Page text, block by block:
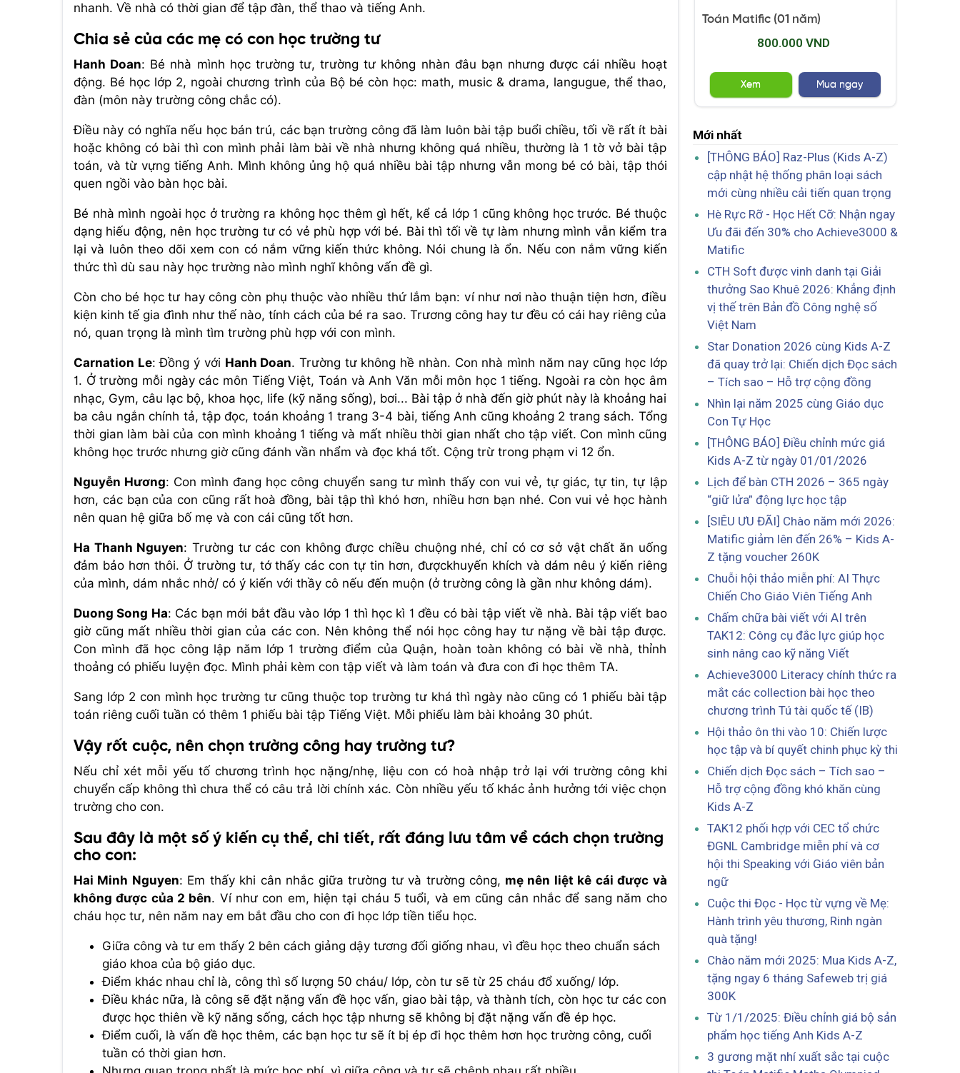
nhanh. Về nhà có thời gian để tập đàn, thể thao và tiếng Anh.
Chia sẻ của các mẹ có con học trường tư
Hanh Doan: Bé nhà mình học trường tư, trường tư không nhàn đâu bạn nhưng được cái nhiều hoạt
động. Bé học lớp 2, ngoài chương trình của Bộ bé còn học: math, music & drama, langugue, thể thao,
đàn (môn này trường công chắc có).
Điều này có nghĩa nếu học bán trú, các bạn trường công đã làm luôn bài tập buổi chiều, tối về rất ít bài
hoặc không có bài thì con mình phải làm bài về nhà nhưng không quá nhiều, thường là 1 tờ vở bài tập
toán, và từ vựng tiếng Anh. Mình không ủng hộ quá nhiều bài tập nhưng vẫn mong bé có bài, tập thói
quen ngồi vào bàn học bài.
Bé nhà mình ngoài học ở trường ra không học thêm gì hết, kể cả lớp 1 cũng không học trước. Bé thuộc
dạng hiếu động, nên học trường tư có vẻ phù hợp với bé. Bài thì tối về tự làm nhưng mình vẫn kiểm tra
lại và luôn theo dõi xem con có nắm vững kiến thức không. Nói chung là ổn. Nếu con nắm vững kiến
thức thì dù sau này học trường nào mình nghĩ không vấn đề gì.
Còn cho bé học tư hay công còn phụ thuộc vào nhiều thứ lắm bạn: ví như nơi nào thuận tiện hơn, điều
kiện kinh tế gia đình như thế nào, tính cách của bé ra sao. Trương công hay tư đều có cái hay riêng của
nó, quan trọng là mình tìm trường phù hợp với con mình.
Carnation Le:Đồng ý với Hanh Doan. Trường tư không hề nhàn. Con nhà mình năm nay cũng học lớp
1. Ở trường mỗi ngày các môn Tiếng Việt, Toán và Anh Văn mỗi môn học 1 tiếng. Ngoài ra còn học âm
nhạc, Gym, câu lạc bộ, khoa học, life (kỹ năng sống), bơi... Bài tập ở nhà đến giờ phút này là khoảng hai
ba câu ngắn chính tả, tập đọc, toán khoảng 1 trang 3-4 bài, tiếng Anh cũng khoảng 2 trang sách. Tổng
thời gian làm bài của con mình khoảng 1 tiếng và mất nhiều thời gian nhất cho tập viết. Con mình cũng
không học trước nhưng giờ cũng đánh vần nhẩm và đọc khá tốt. Cộng trừ trong phạm vi 12 ổn.
Nguyễn Hương: Con mình đang học công chuyển sang tư mình thấy con vui vẻ, tự giác, tự tin, tự lập
hơn, các bạn của con cũng rất hoà đồng, bài tập thì khó hơn, nhiều hơn bạn nhé. Con vui vẻ học hành
nên quan hệ giữa bố mẹ và con cái cũng tốt hơn.
Ha Thanh Nguyen: Trường tư các con không được chiều chuộng nhé, chỉ có cơ sở vật chất ăn uống
đảm bảo hơn thôi. Ở trường tư, tớ thấy các con tự tin hơn, đượckhuyến khích và dám nêu ý kiến riêng
của mình, dám nhắc nhở/ có ý kiến với thầy cô nếu đến muộn (ở trường công là gần như không dám).
Duong Song Ha: Các bạn mới bắt đầu vào lớp 1 thì học kì 1 đều có bài tập viết về nhà. Bài tập viết bao
giờ cũng mất nhiều thời gian của các con. Nên không thể nói học công hay tư nặng về bài tập được.
Con mình đã học công lập năm lớp 1 trường điểm của Quận, hoàn toàn không có bài về nhà, thỉnh
thoảng có phiếu luyện đọc. Mình phải kèm con tập viết và làm toán và đưa con đi học thêm TA.
Sang lớp 2 con mình học trường tư cũng thuộc top trường tư khá thì ngày nào cũng có 1 phiếu bài tập
toán riêng cuối tuần có thêm 1 phiếu bài tập Tiếng Việt. Mỗi phiếu làm bài khoảng 30 phút.
Vậy rốt cuộc, nên chọn trường công hay trường tư?
Nếu chỉ xét mỗi yếu tố chương trình học nặng/nhẹ, liệu con có hoà nhập trở lại với trường công khi
chuyển cấp không thì chưa thể có câu trả lời chính xác. Còn nhiều yếu tố khác ảnh hưởng tới việc chọn
trường cho con.
Sau đây là một số ý kiến cụ thể, chi tiết, rất đáng lưu tâm về cách chọn trường
cho con:
Hai Minh Nguyen: Em thấy khi cân nhắc giữa trường tư và trường công, mẹ nên liệt kê cái được và
không được của 2 bên. Ví như con em, hiện tại cháu 5 tuổi, và em cũng cân nhắc để sang năm cho
cháu học tư, nên năm nay em bắt đầu cho con đi học lớp tiền tiểu học.
Giữa công và tư em thấy 2 bên cách giảng dậy tương đối giống nhau, vì đều học theo chuẩn sách
giáo khoa của bộ giáo dục.
Điểm khác nhau chỉ là, công thì số lượng 50 cháu/ lớp, còn tư sẽ từ 25 cháu đổ xuống/ lớp.
Điều khác nữa, là công sẽ đặt nặng vấn đề học vấn, giao bài tập, và thành tích, còn học tư các con
được học thiên về kỹ năng sống, cách học tập nhưng sẽ không bị đặt nặng vấn đề ép học.
Điểm cuối, là vấn đề học thêm, các bạn học tư sẽ ít bị ép đi học thêm hơn học trường công, cuối
tuần có thời gian hơn.
Toán Matific (01 năm)
800.000 VND
Xem Mua ngay
Mới nhất
[THÔNG BÁO] Raz-Plus (Kids A-Z)
cập nhật hệ thống phân loại sách
mới cùng nhiều cải tiến quan trọng
Hè Rực Rỡ - Học Hết Cỡ: Nhận ngay
Ưu đãi đến 30% cho Achieve3000 &
Matific
CTH Soft được vinh danh tại Giải
thưởng Sao Khuê 2026: Khẳng định
vị thế trên Bản đồ Công nghệ số
Việt Nam
Star Donation 2026 cùng Kids A-Z
đã quay trở lại: Chiến dịch Đọc sách
– Tích sao – Hỗ trợ cộng đồng
Nhìn lại năm 2025 cùng Giáo dục
Con Tự Học
[THÔNG BÁO] Điều chỉnh mức giá
Kids A-Z từ ngày 01/01/2026
Lịch để bàn CTH 2026 – 365 ngày
“giữ lửa” động lực học tập
[SIÊU ƯU ĐÃI] Chào năm mới 2026:
Matific giảm lên đến 26% – Kids A-
Z tặng voucher 260K
Chuỗi hội thảo miễn phí: AI Thực
Chiến Cho Giáo Viên Tiếng Anh
Chấm chữa bài viết với AI trên
TAK12: Công cụ đắc lực giúp học
sinh nâng cao kỹ năng Viết
Achieve3000 Literacy chính thức ra
mắt các collection bài học theo
chương trình Tú tài quốc tế (IB)
Hội thảo ôn thi vào 10: Chiến lược
học tập và bí quyết chinh phục kỳ thi
Chiến dịch Đọc sách – Tích sao –
Hỗ trợ cộng đồng khó khăn cùng
Kids A-Z
TAK12 phối hợp với CEC tổ chức
ĐGNL Cambridge miễn phí và cơ
hội thi Speaking với Giáo viên bản
ngữ
Cuộc thi Đọc - Học từ vựng về Mẹ:
Hành trình yêu thương, Rinh ngàn
quà tặng!
Chào năm mới 2025: Mua Kids A-Z,
tặng ngay 6 tháng Safeweb trị giá
300K
Từ 1/1/2025: Điều chỉnh giá bộ sản
phẩm học tiếng Anh Kids A-Z
3 gương mặt nhí xuất sắc tại cuộc